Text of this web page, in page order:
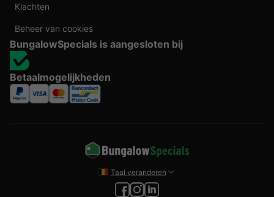
Klachten
Beheer van cookies
BungalowSpecials is aangesloten bij
Betaalmogelijkheden
Taal veranderen